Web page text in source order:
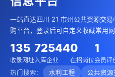
一站直达四川 21 市州公共资源交
购平台，登录后可自定义收藏常用
135
收录网址
72544
入库企业
0
在招岗位
1
会员评
热门搜索：
水利工程 公共资源